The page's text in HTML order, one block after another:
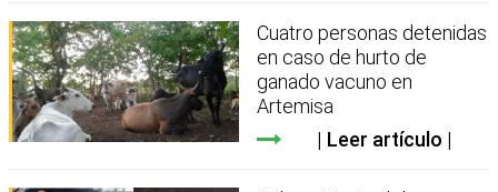
Cuatro personas detenidas
en caso de hurto de
ganado vacuno en
Artemisa
Leer artículo